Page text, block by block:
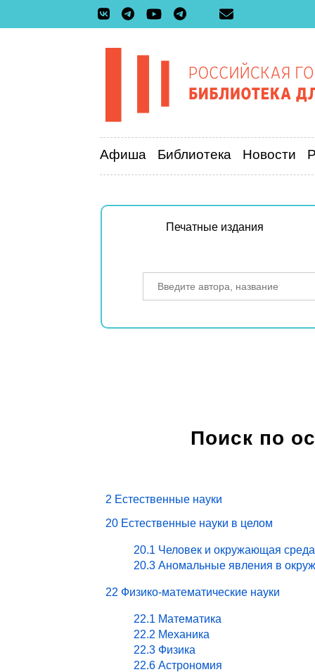
Афиша Библиотека Новости
Печатные издания
Поиск по
2 Естественные науки
20 Естественные науки в целом
20.1 Человек и окружающая
20.3 Аномальные явления в
22 Физико-математические науки
22.1 Математика
22.2 Механика
22.3 Физика
22.6 Астрономия